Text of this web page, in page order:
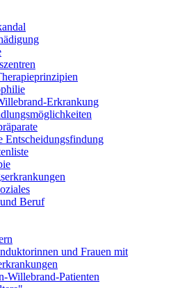
Erkrankung
Entscheidungsfindung
Beruf
und Frauen mit
Willebrand-Patienten